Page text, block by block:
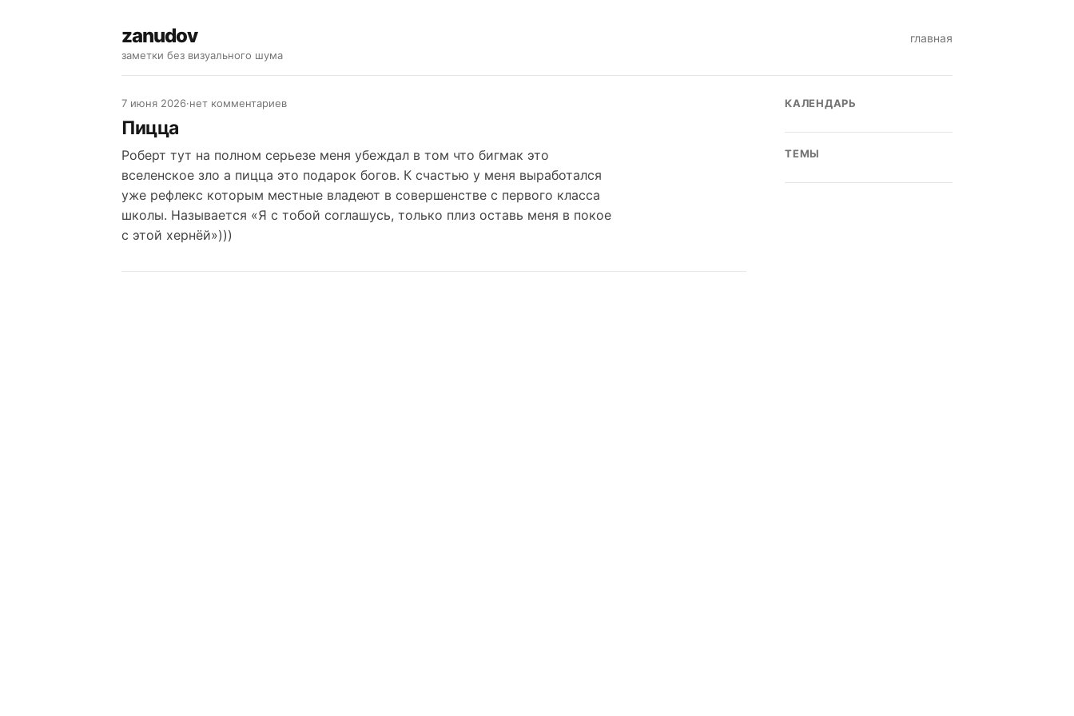
zanudov
заметки без визуального шума
главная
7 июня 2026·нет комментариев
Пицца
Роберт тут на полном серьезе меня убеждал в том что бигмак это
вселенское зло а пицца это подарок богов. К счастью у меня выработался
уже рефлекс которым местные владеют в совершенстве с первого класса
школы. Называется «Я с тобой соглашусь, только плиз оставь меня в покое
с этой хернёй»)))
КАЛЕНДАРЬ
ТЕМЫ